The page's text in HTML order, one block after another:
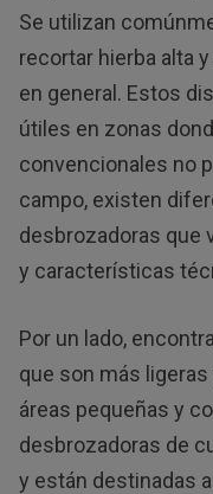
Se utilizan
recortar hierba alta
en general. Estos
útiles en zonas
convencionales no
campo, existen
desbrozadoras que
y características
Por un lado,
que son más
áreas pequeñas y
desbrozadoras de
y están destinadas